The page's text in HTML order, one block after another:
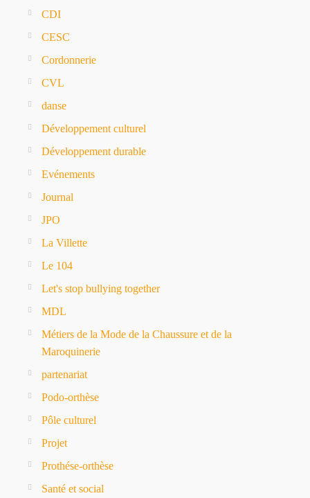
CDI
CESC
Cordonnerie
CVL
danse
Développement culturel
Développement durable
Evénements
Journal
JPO
La Villette
Le 104
Let's stop bullying together
MDL
Métiers de la Mode de la Chaussure et de la
Maroquinerie
partenariat
Podo-orthèse
Pôle culturel
Projet
Prothése-orthèse
Santé et social